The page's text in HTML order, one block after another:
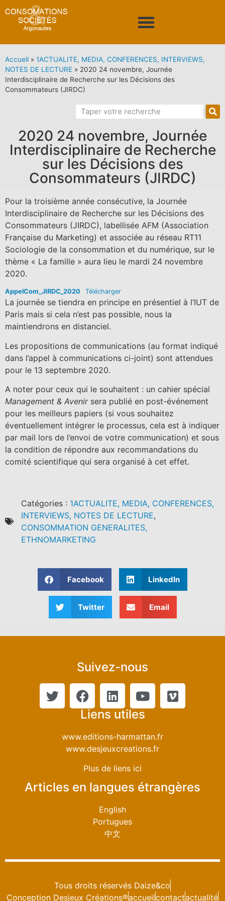
Accueil » 1ACTUALITE, MEDIA, CONFERENCES, INTERVIEWS,
NOTES DE LECTURE » 2020 24 novembre, Journée
Interdisciplinaire de Recherche sur les Décisions des
Consommateurs (JIRDC)
2020 24 novembre, Journée
Interdisciplinaire de Recherche
sur les Décisions des
Consommateurs (JIRDC)
Pour la troisième année consécutive, la Journée
Interdisciplinaire de Recherche sur les Décisions des
Consommateurs (JIRDC), labellisée AFM (Association
Française du Marketing) et associée au réseau RT11
Sociologie de la consommation et du numérique, sur le
thème « La famille » aura lieu le mardi 24 novembre
2020.
AppelCom_JIRDC_2020 Télécharger
La journée se tiendra en principe en présentiel à l’IUT de
Paris mais si cela n’est pas possible, nous la
maintiendrons en distanciel.
Les propositions de communications (au format indiqué
dans l’appel à communications ci-joint) sont attendues
pour le 13 septembre 2020.
A noter pour ceux qui le souhaitent : un cahier spécial
Management & Avenirsera publié en post-événement
pour les meilleurs papiers (si vous souhaitez
éventuellement intégrer le processus, cela est à indiquer
par mail lors de l’envoi de votre communication) et sous
la condition de répondre aux recommandations du
comité scientifique qui sera organisé à cet effet.
Catégories : 1ACTUALITE, MEDIA, CONFERENCES,
INTERVIEWS, NOTES DE LECTURE,
CONSOMMATION GENERALITES,
ETHNOMARKETING
Facebook LinkedIn
Twitter Email
Suivez-nous
Liens utiles
www.editions-harmattan.fr
www.desjeuxcreations.fr
Plus de liens ici
Articles en langues étrangères
English
Portugues
中文
Tous droits réservés Daize&co
Conception Desjeux Créations®accueilcontactactualité